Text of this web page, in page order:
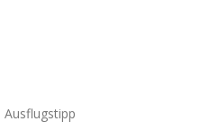
Ausflugstipp